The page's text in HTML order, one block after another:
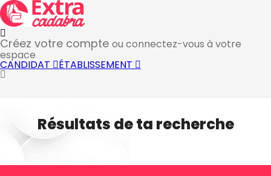
Créez votre compte ou connectez-vous à votre
espace
CANDIDAT ÉTABLISSEMENT
Résultats de ta recherche